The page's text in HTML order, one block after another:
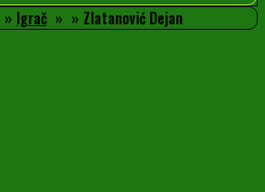
Igrač
Zlatanović Dejan